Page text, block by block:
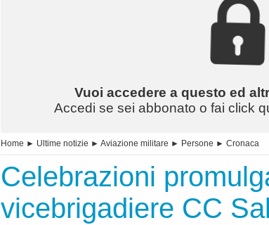
Vuoi accedere a questo ed
Accedi se sei abbonato o fai click
Home ► Ultime notizie ► Aviazione militare ► Persone ► Cronaca
Celebrazioni
vicebrigadiere CC